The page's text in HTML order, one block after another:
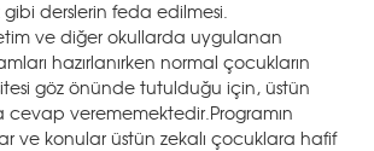
derslerin feda edilmesi.
ve diğer okullarda uygulanan
hazırlanırken normal çocukların
göz önünde tutulduğu için, üstün
cevap verememektedir.Programın
ve konular üstün zekalı çocuklara hafif